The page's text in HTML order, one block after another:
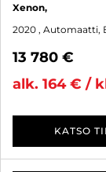
Xenon,
2020 , Automaatti,
13 780 €
alk. 164 € /
KATSO